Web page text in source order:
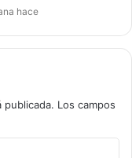
hace
Los campos